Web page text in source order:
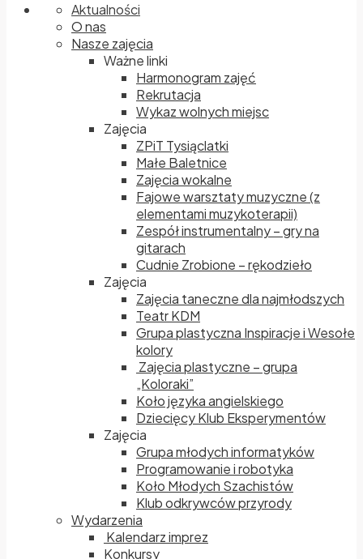
Aktualności
O nas
Nasze zajęcia
Ważne linki
Harmonogram zajęć
Rekrutacja
Wykaz wolnych miejsc
Zajęcia
ZPiT Tysiąclatki
Małe Baletnice
Zajęcia wokalne
Fajowe warsztaty muzyczne (z
elementami muzykoterapii)
Zespół instrumentalny – gry na
gitarach
Cudnie Zrobione – rękodzieło
Zajęcia
Zajęcia taneczne dla najmłodszych
Teatr KDM
Grupa plastyczna Inspiracje i Wesołe
kolory
Zajęcia plastyczne – grupa
„Koloraki”
Koło języka angielskiego
Dziecięcy Klub Eksperymentów
Zajęcia
Grupa młodych informatyków
Programowanie i robotyka
Koło Młodych Szachistów
Klub odkrywców przyrody
Wydarzenia
Kalendarz imprez
Konkursy